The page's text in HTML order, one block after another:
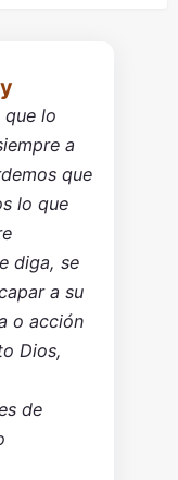
que lo
a
que
lo que
diga, se
a su
o acción
Dios,
de